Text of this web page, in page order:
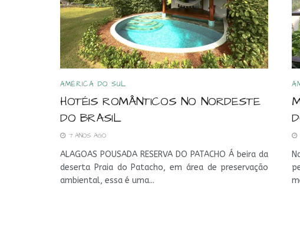
AMÉRICA DO SUL
HOTÉIS ROMÂNTICOS NO NORDESTE
DO BRASIL
7 ANOS AGO
ALAGOAS POUSADA RESERVA DO PATACHO Á beira da
deserta Praia do Patacho, em área de preservação
ambiental, essa é uma...